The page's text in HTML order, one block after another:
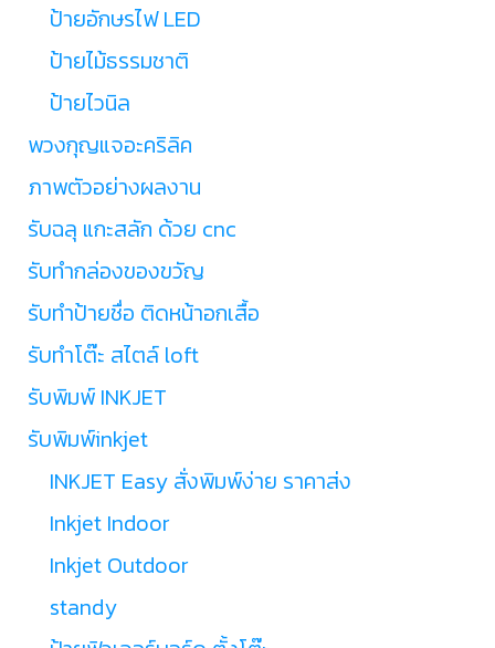
ป้ายอักษรไฟ LED
ป้ายไม้ธรรมชาติ
ป้ายไวนิล
พวงกุญแจอะคริลิค
ภาพตัวอย่างผลงาน
รับฉลุ แกะสลัก ด้วย cnc
รับทำกล่องของขวัญ
รับทำป้ายชื่อ ติดหน้าอกเสื้อ
รับทำโต๊ะ สไตล์ loft
รับพิมพ์ INKJET
รับพิมพ์inkjet
INKJET Easy สั่งพิมพ์ง่าย ราคาส่ง
Inkjet Indoor
Inkjet Outdoor
standy